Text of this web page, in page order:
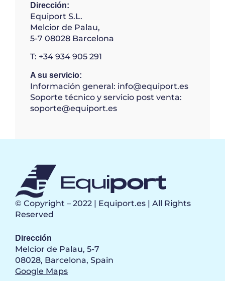
Dirección:
Equiport S.L.
Melcior de Palau,
5-7 08028 Barcelona
T: +34 934 905 291
A su servicio:
Información general: info@equiport.es
Soporte técnico y servicio post venta:
soporte@equiport.es
© Copyright – 2022 | Equiport.es | All Rights
Reserved
Dirección
Melcior de Palau, 5-7
08028, Barcelona, Spain
Google Maps